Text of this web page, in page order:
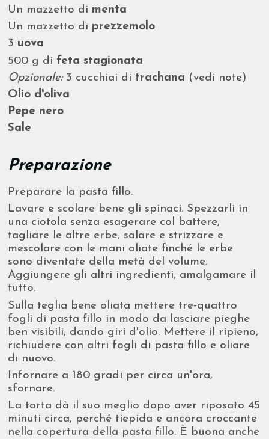
Un mazzetto di menta
Un mazzetto di prezzemolo
3 uova
500 g di feta stagionata
Opzionale:3 cucchiai di trachana (vedi note)
Olio d'oliva
Pepe nero
Sale
Preparazione
Preparare la pasta fillo.
Lavare e scolare bene gli spinaci. Spezzarli in
una ciotola senza esagerare col battere,
tagliare le altre erbe, salare e strizzare e
mescolare con le mani oliate finché le erbe
sono diventate della metà del volume.
Aggiungere gli altri ingredienti, amalgamare il
tutto.
Sulla teglia bene oliata mettere tre-quattro
fogli di pasta fillo in modo da lasciare pieghe
ben visibili, dando giri d'olio. Mettere il ripieno,
richiudere con altri fogli di pasta fillo e oliare
di nuovo.
Infornare a 180 gradi per circa un'ora,
sfornare.
La torta dà il suo meglio dopo aver riposato 45
minuti circa, perché tiepida e ancora croccante
nella copertura della pasta fillo. È buona anche